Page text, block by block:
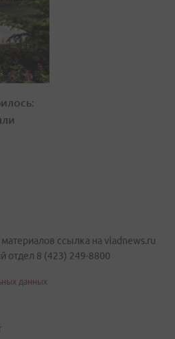
ссылка на vladnews.ru
отдел 8 (423) 249-8800
данных